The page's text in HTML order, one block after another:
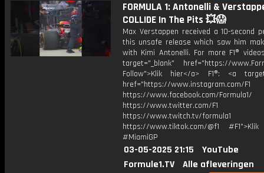
FORMULA 1: Antonelli &
COLLIDE In The Pits 💥😱
Max Verstappen received a 10-second
this unsafe release which saw him
with Kimi Antonelli. For more F1®
target="_blank" href="https://
Follow">Klik hier</a> F1®: <a
href="https://www.instagram.com/F1
https://www.facebook.com/Formula1/
https://www.twitter.com/F1
https://www.twitch.tv/formula1
https://www.tiktok.com/@f1
#MiamiGP
03-05-2025 21:15
YouTube
Formule1.TV
Alle afleveringen